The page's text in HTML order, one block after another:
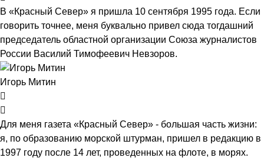
В «Красный Север» я пришла 10 сентября 1995 года. Если
говорить точнее, меня буквально привел сюда тогдашний
председатель областной организации Союза журналистов
России Василий Тимофеевич Невзоров.
Игорь Митин
Для меня газета «Красный Север» - большая часть жизни:
я, по образованию морской штурман, пришел в редакцию в
1997 году после 14 лет, проведенных на флоте, в морях.